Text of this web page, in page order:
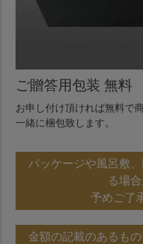
ご贈答用包装 無料
お申し付け頂ければ無料で
一緒に梱包致します。
パッケージや風呂敷
る場
予めご了
金額の記載のあるも